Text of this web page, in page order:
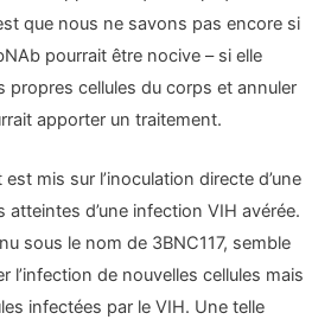
que nous ne savons pas encore si
pourrait être nocive – si elle
propres cellules du corps et annuler
apporter un traitement.
mis sur l’inoculation directe d’une
d’une infection VIH avérée.
sous le nom de 3BNC117, semble
l’infection de nouvelles cellules mais
infectées par le VIH. Une telle